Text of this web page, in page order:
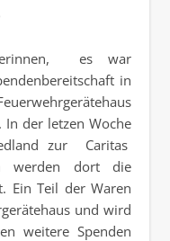
in
der letzen Woche
zur Caritas
werden dort die
Ein Teil der Waren
und wird
weitere Spenden